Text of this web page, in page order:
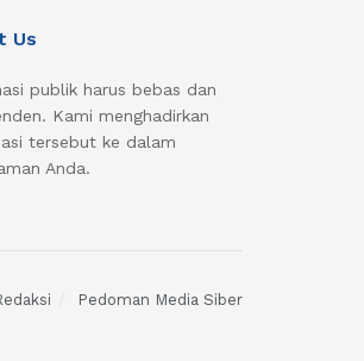
Us
publik harus bebas dan
Kami menghadirkan
tersebut ke dalam
Anda.
Pedoman Media Siber